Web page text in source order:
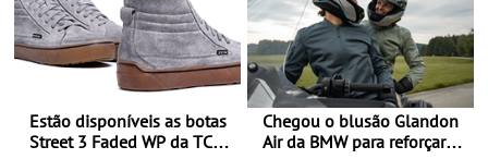
Estão disponíveis as botas
Street 3 Faded WP da TCX
Chegou o blusão Glandon
Air da BMW para reforçar